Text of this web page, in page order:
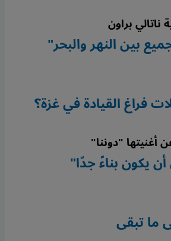
ناتالي براون
بين النهر والبحر"
فراغ القيادة في غزة؟
أغنيتها "دوننا"
يكون بناءً جدًا"
ما تبقى